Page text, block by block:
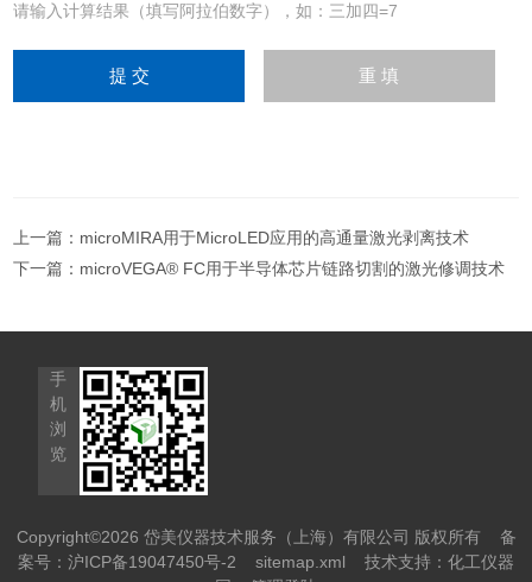
请输入计算结果（填写阿拉伯数字），如：三加四=7
上一篇： microMIRA用于MicroLED应用的高通量激光剥离技术
下一篇： microVEGA® FC用于半导体芯片链路切割的激光修调技术
手
机
浏
览
Copyright©2026 岱美仪器技术服务（上海）有限公司 版权所有 备
案号：沪ICP备19047450号-2
sitemap.xml 技术支持： 化工仪器